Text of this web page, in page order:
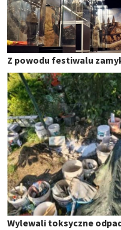
Z powodu festiwalu
Wylewali toksyczne